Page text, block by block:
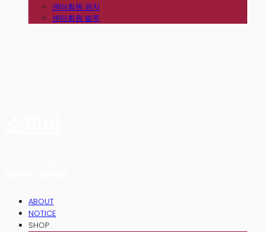
센터회원 공지
센터회원 발주
ABOUT
NOTICE
SHOP